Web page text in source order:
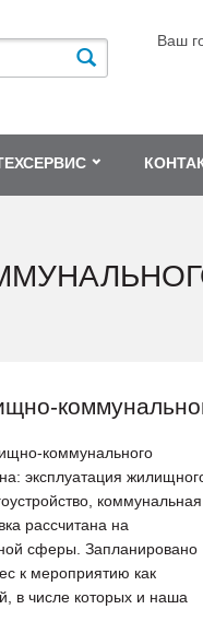
Ваш
коммунального
эксплуатация
коммунальная
рассчитана на
сферы. Запланировано
к мероприятию как
в числе которых и наша